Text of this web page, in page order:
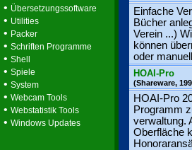
• Übersetzungssoftware
• Utilities
• Packer
• Schriften Programme
• Shell
• Spiele
• System
• Webcam Tools
• Webstatistik Tools
• Windows Updates
Einfache
Bücher
Verein ...)
können
oder
HOAI-Pro
(Shareware,
HOAI-Pro
Programm
verwaltung.
Oberfläche